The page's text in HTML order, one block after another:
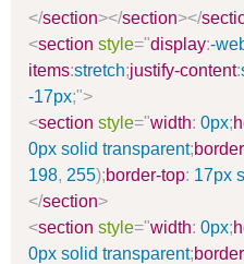
</section></section></
<section style="display:-
items:stretch;justify-content:
-17px;">
<section style="width: 0px;
0px solid transparent;
198, 255);border-top: 17px
</section>
<section style="width: 0px;
0px solid transparent;